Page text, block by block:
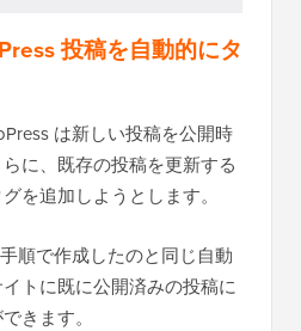
投稿を自動的にタ
は新しい投稿を公開時
に、既存の投稿を更新する
を追加しようとします。
順で作成したのと同じ自動
トに既に公開済みの投稿に
きます。